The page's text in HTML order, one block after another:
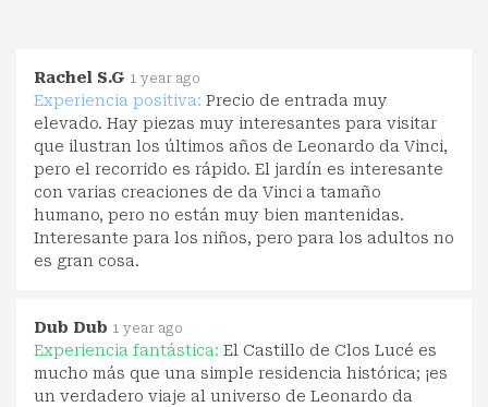
Rachel S.G 1 year ago
Experiencia positiva: Precio de entrada muy
elevado. Hay piezas muy interesantes para visitar
que ilustran los últimos años de Leonardo da Vinci,
pero el recorrido es rápido. El jardín es interesante
con varias creaciones de da Vinci a tamaño
humano, pero no están muy bien mantenidas.
Interesante para los niños, pero para los adultos no
es gran cosa.
Dub Dub 1 year ago
Experiencia fantástica: El Castillo de Clos Lucé es
mucho más que una simple residencia histórica; ¡es
un verdadero viaje al universo de Leonardo da